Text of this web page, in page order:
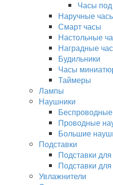
Часы под
Наручные
Смарт часы
Настольные
Наградные
Будильники
Часы
Таймеры
Лампы
Наушники
Проводные
Большие
Подставки
Подставки для
Подставки
Увлажнители